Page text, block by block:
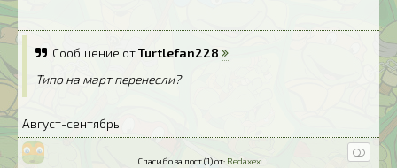
Сообщение отTurtlefan228
Типо на март перенесли?
Август-сентябрь
Спасибо за пост (1) от: Redaxex